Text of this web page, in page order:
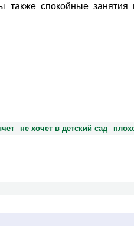
также спокойные занятия
не хочет в детский сад